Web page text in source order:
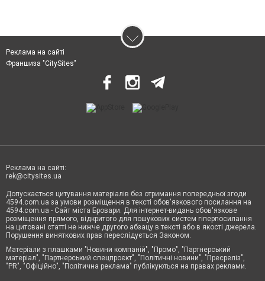
Реклама на сайті
Франшиза "CitySites"
Реклама на сайті:
rek@citysites.ua
Допускається цитування матеріалів без отримання попередньої згоди
4594.com.ua за умови розміщення в тексті обов'язкового посилання на
4594.com.ua - Сайт міста Бровари. Для інтернет-видань обов'язкове
розміщення прямого, відкритого для пошукових систем гіперпосилання
на цитовані статті не нижче другого абзацу в тексті або в якості джерела.
Порушення виняткових прав переслідується Законом.
Матеріали з плашками "Новини компаній", "Промо", "Партнерський
матеріал", "Партнерський спецпроєкт", "Політичні новини", "Пресреліз",
"PR", "Офіційно", "Політична реклама" публікуються на правах реклами.